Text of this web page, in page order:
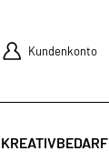
Kundenkonto
KREATIVBEDARF